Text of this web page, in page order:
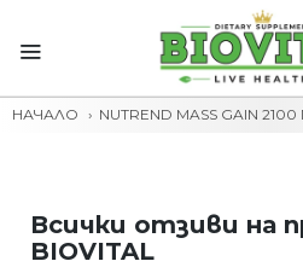
НАЧАЛО NUTREND MASS GAIN
Всички отзиви на
BIOVITAL